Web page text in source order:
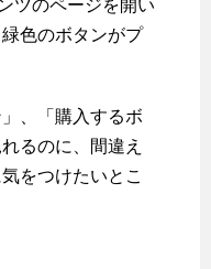
ツのページを開い
色のボタンがプ
、「購入するボ
るのに、間違え
をつけたいとこ